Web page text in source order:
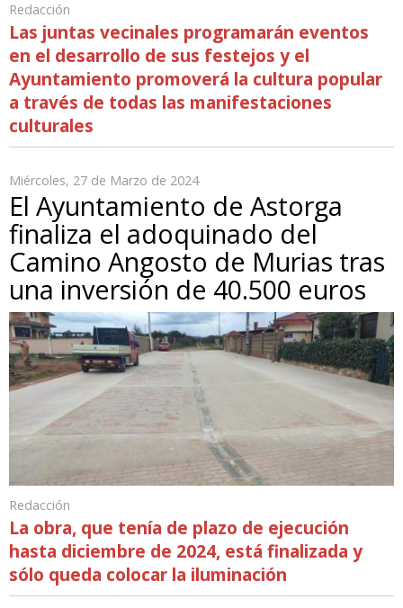
Redacción
Las juntas vecinales programarán eventos
en el desarrollo de sus festejos y el
Ayuntamiento promoverá la cultura popular
a través de todas las manifestaciones
culturales
Miércoles, 27 de Marzo de 2024
El Ayuntamiento de Astorga
finaliza el adoquinado del
Camino Angosto de Murias tras
una inversión de 40.500 euros
Redacción
La obra, que tenía de plazo de ejecución
hasta diciembre de 2024, está finalizada y
sólo queda colocar la iluminación